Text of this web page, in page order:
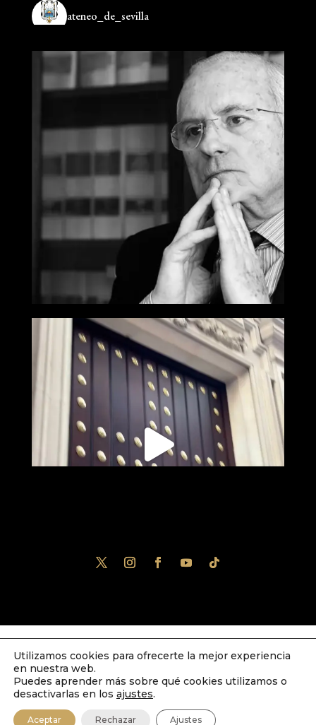
ateneo_de_sevilla
Diseñado poriNova Cloud. Una empresa
deGrupo Inova 2023© Todos los derechos
Política de Privacidad
Utilizamos cookies para ofrecerte la mejor experiencia
en nuestra web.
Puedes aprender más sobre qué cookies utilizamos o
desactivarlas en los ajustes.
Aceptar Rechazar Ajustes